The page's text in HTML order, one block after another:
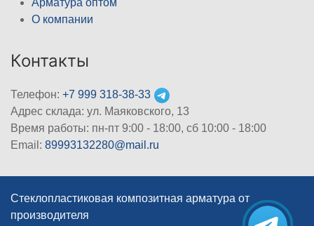
Арматура оптом
О компании
Контакты
Телефон: +7 999 318-38-33
Адрес склада: ул. Маяковского, 13
Время работы: пн-пт 9:00 - 18:00, сб 10:00 - 18:00
Email: 89993132280@mail.ru
Стеклопластиковая композитная арматура от
производителя